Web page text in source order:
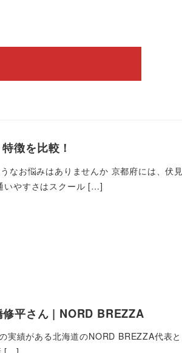
徴を比較！
なお悩みはありませんか 京都府には、伏
いやすさはスクール […]
平さん | NORD BREZZA
績がある北海道のNORD BREZZA代表